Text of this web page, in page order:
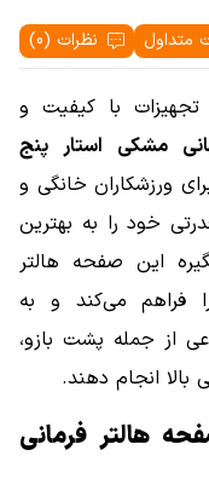
متداول نظرات (0)
تجهیزات با کیفیت و
مشکی استار پنج
ورزشکاران خانگی و
خود را به بهترین
این صفحه هالتر
فراهم می‌کند و به
از جمله پشت بازو،
بالا انجام دهند.
هالتر فرمانی